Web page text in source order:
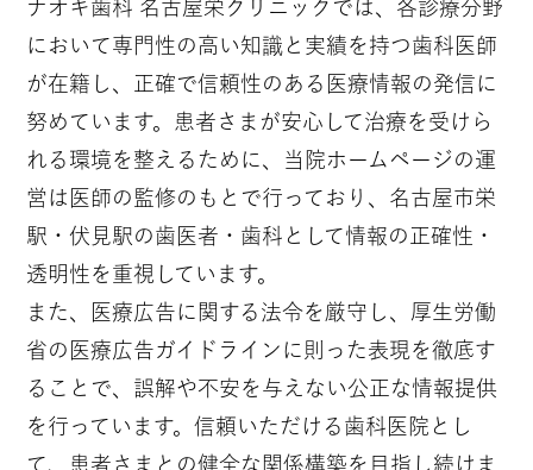
ナオキ歯科 名古屋栄クリニックでは、各診療分野
において専門性の高い知識と実績を持つ歯科医師
が在籍し、正確で信頼性のある医療情報の発信に
努めています。患者さまが安心して治療を受けら
れる環境を整えるために、当院ホームページの運
営は医師の監修のもとで行っており、名古屋市栄
駅・伏見駅の歯医者・歯科として情報の正確性・
透明性を重視しています。
また、医療広告に関する法令を厳守し、厚生労働
省の医療広告ガイドラインに則った表現を徹底す
ることで、誤解や不安を与えない公正な情報提供
を行っています。信頼いただける歯科医院とし
て、患者さまとの健全な関係構築を目指し続けま